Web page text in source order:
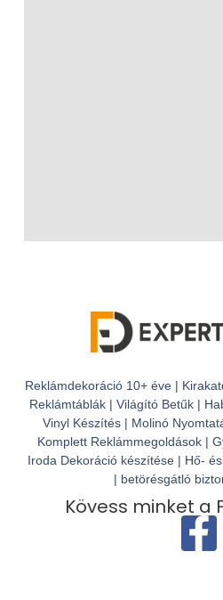
Reklámdekoráció 10+ éve |
Reklámtáblák | Világító Betűk |
Vinyl Készítés | Molinó
Komplett Reklámmegoldások |
Iroda Dekoráció készítése | Hő-
| betörésgátló
Kövess minket a